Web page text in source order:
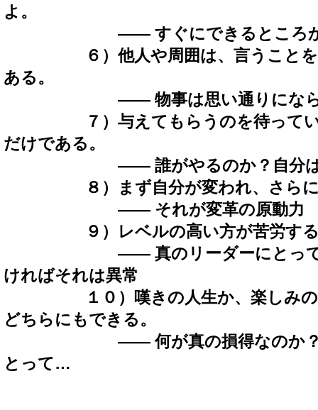
よ。
―― すぐにできるところから
６）他人や周囲は、言うことを聞
ある。
―― 物事は思い通りにならな
７）与えてもらうのを待ってい
だけである。
―― 誰がやるのか？自分は何
８）まず自分が変われ、さらに
―― それが変革の原動力
９）レベルの高い方が苦労する
―― 真のリーダーにとって、
ければそれは異常
１０）嘆きの人生か、楽しみの人
どちらにもできる。
―― 何が真の損得なのか？か
とって…